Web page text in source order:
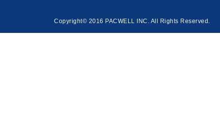
Copyright© 2016 PACWELL INC. All Rights Reserved.